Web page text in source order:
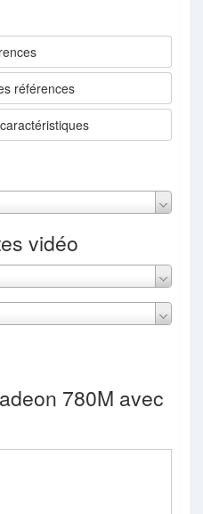
références
vidéo
780M avec